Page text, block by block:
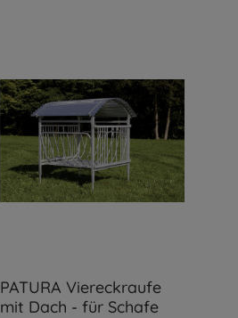
PATURA Viereckraufe
mit Dach - für Schafe